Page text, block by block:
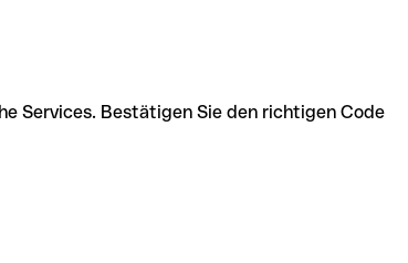
Services. Bestätigen Sie den richtigen Code